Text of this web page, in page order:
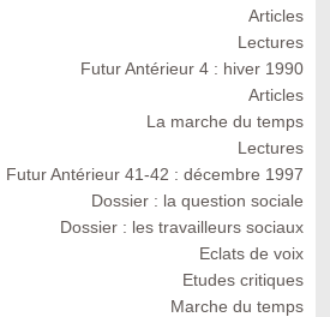
Articles
Lectures
Futur Antérieur 4 : hiver 1990
Articles
La marche du temps
Lectures
Futur Antérieur 41-42 : décembre 1997
Dossier : la question sociale
Dossier : les travailleurs sociaux
Eclats de voix
Etudes critiques
Marche du temps